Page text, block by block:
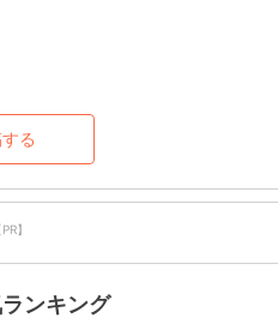
る
PR】
ンキング